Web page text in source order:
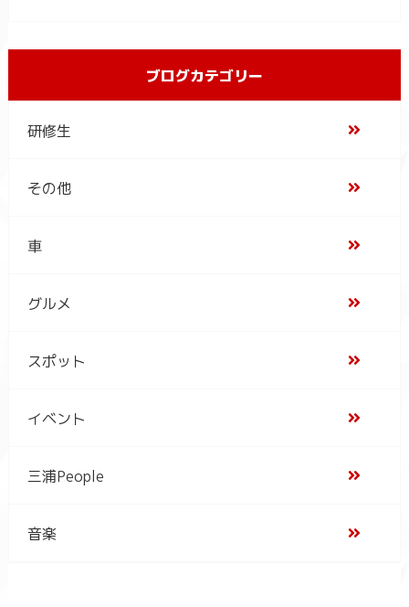
ブログカテゴリー
研修生
その他
車
グルメ
スポット
イベント
三浦People
音楽